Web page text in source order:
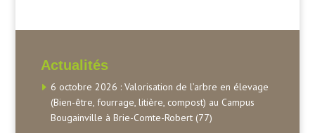
Actualités
6 octobre 2026 : Valorisation de l’arbre en élevage
(Bien-être, fourrage, litière, compost) au Campus
Bougainville à Brie-Comte-Robert (77)